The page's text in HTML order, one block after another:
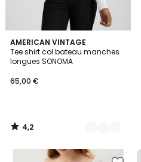
AMERICAN VINTAGE
Tee shirt col bateau manches
longues SONOMA
65,00 €
4,2
/ 5
6
Couleurs
4,2
/